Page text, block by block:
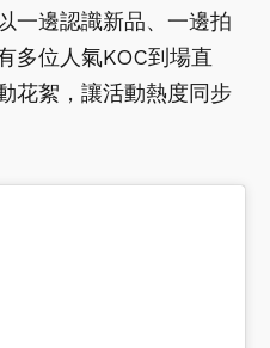
一邊認識新品、一邊拍
多位人氣KOC到場直
花絮，讓活動熱度同步